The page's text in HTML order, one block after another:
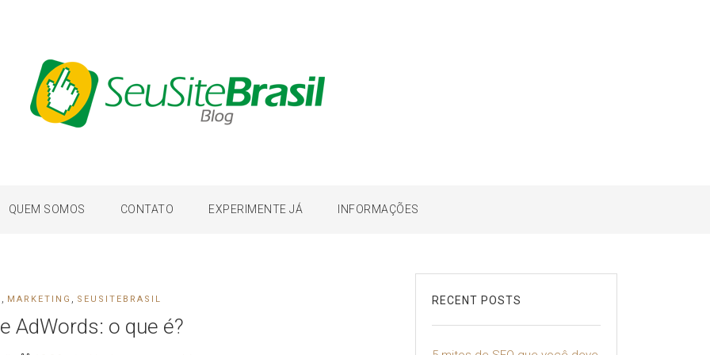
QUEM SOMOS CONTATO EXPERIMENTE JÁ INFORMAÇÕES
, MARKETING , SEUSITEBRASIL
AdWords: o que é?
RECENT POSTS